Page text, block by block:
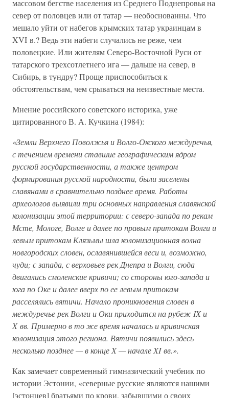
массовом бегстве населения из Среднего Поднепровья на
север от половцев или от татар — необоснованны. Что
мешало уйти от набегов крымских татар украинцам в
XVI в.? Ведь эти набеги случались не реже, чем
половецкие. Или жителям Северо-Восточной Руси от
татарского трехсотлетнего ига — дальше на север, в
Сибирь, в тундру? Проще приспособиться к
обстоятельствам, чем срываться на неизвестные места.
Мнение российского советского историка, уже
цитированного В. А. Кучкина (1984):
«Земли Верхнего Поволжья и Волго-Окского междуречья,
с течением времени ставшие географическим ядром
русской государственности, а также центром
формирования русской народности, были заселены
славянами в сравнительно позднее время. Работы
археологов выявили три основных направления славянской
колонизации этой территории: с северо-запада по рекам
Мсте, Мологе, Волге и далее по правым притокам Волги и
левым притокам Клязьмы шла колонизационная волна
новгородских словен, ославянившейся веси и, возможно,
чуди; с запада, с верховьев рек Днепра и Волги, сюда
двигались смоленские кривичи; со стороны юго-запада и
юга по Оке и далее вверх по ее левым притокам
расселялись вятичи. Начало проникновения словен в
междуречье рек Волги и Оки приходится на рубеж IX и
X вв. Примерно в то же время началась и кривичская
колонизация этого региона. Вятичи появились здесь
несколько позднее — в конце X — начале XI вв.».
Как замечает современный гимназический учебник по
истории Эстонии, «северные русские являются нашими
[эстонцев] братьями по крови, забывшими о своих